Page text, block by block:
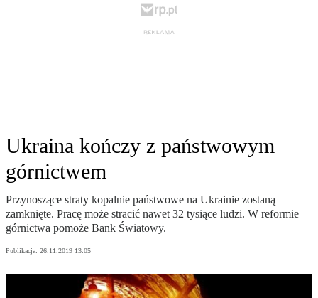
Ukraina kończy z państwowym
górnictwem
Przynoszące straty kopalnie państwowe na Ukrainie zostaną
zamknięte. Pracę może stracić nawet 32 tysiące ludzi. W reformie
górnictwa pomoże Bank Światowy.
Publikacja: 26.11.2019 13:05